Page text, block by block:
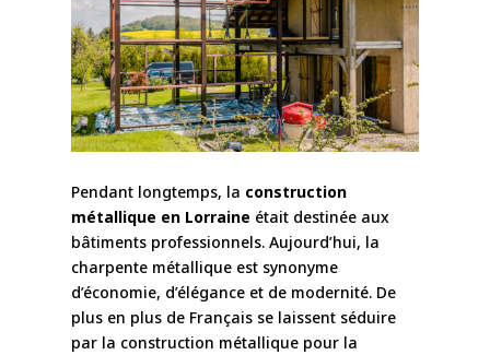
Pendant longtemps, la construction
métallique en Lorraine était destinée aux
bâtiments professionnels. Aujourd’hui, la
charpente métallique est synonyme
d’économie, d’élégance et de modernité. De
plus en plus de Français se laissent séduire
par la construction métallique pour la